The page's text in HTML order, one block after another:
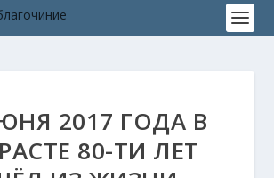
2017 ГОДА В
80-ТИ ЛЕТ